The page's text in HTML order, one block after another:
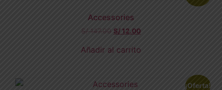
Accessories
S/147.00 S/12.00
Añadir al carrito
¡Oferta!